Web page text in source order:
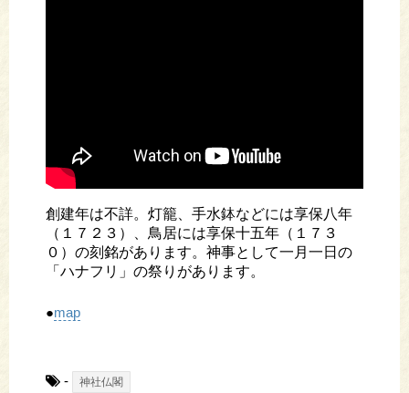
創建年は不詳。灯籠、手水鉢などには享保八年
（１７２３）、鳥居には享保十五年（１７３
０）の刻銘があります。神事として一月一日の
「ハナフリ」の祭りがあります。
●map
- 神社仏閣